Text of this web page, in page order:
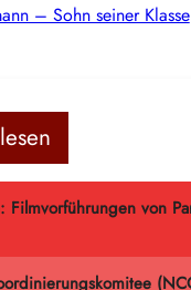
– Sohn seiner Klasse